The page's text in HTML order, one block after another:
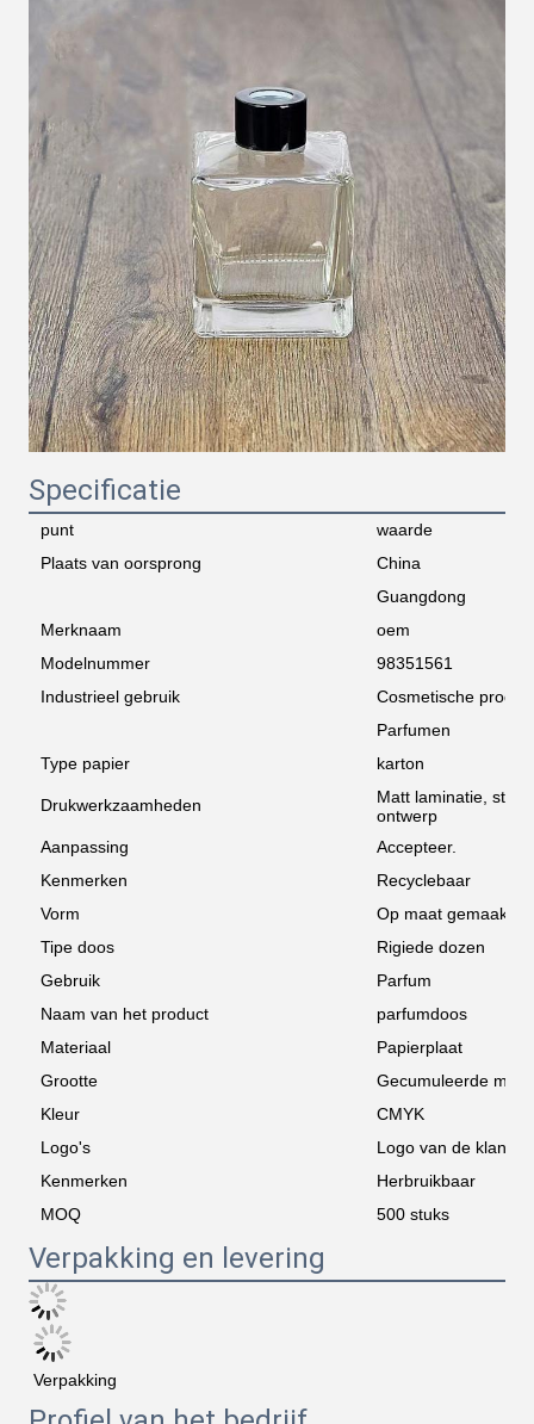
Specificatie
punt
waarde
Plaats van oorsprong
China
Guangdong
Merknaam
oem
Modelnummer
98351561
Industrieel gebruik
Cosmetische
Parfumen
Type papier
karton
Drukwerkzaamheden
Matt laminatie,
ontwerp
Aanpassing
Accepteer.
Kenmerken
Recyclebaar
Vorm
Op maat gemaakte
Tipe doos
Rigiede dozen
Gebruik
Parfum
Naam van het product
parfumdoos
Materiaal
Papierplaat
Grootte
Gecumuleerde
Kleur
CMYK
Logo's
Logo van de klant
Kenmerken
Herbruikbaar
MOQ
500 stuks
Verpakking en levering
Verpakking